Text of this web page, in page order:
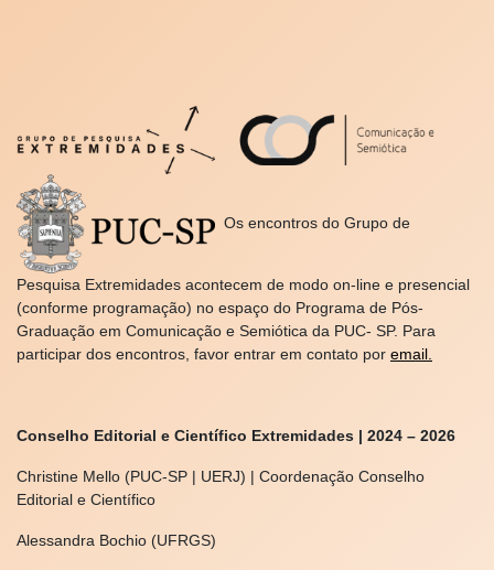
Os encontros do Grupo de
Pesquisa Extremidades acontecem de modo on-line e presencial
(conforme programação) no espaço do Programa de Pós-
Graduação em Comunicação e Semiótica da PUC- SP. Para
participar dos encontros, favor entrar em contato por email.
Conselho Editorial e Científico Extremidades | 2024 – 2026
Christine Mello (PUC-SP | UERJ) | Coordenação Conselho
Editorial e Científico
Alessandra Bochio (UFRGS)